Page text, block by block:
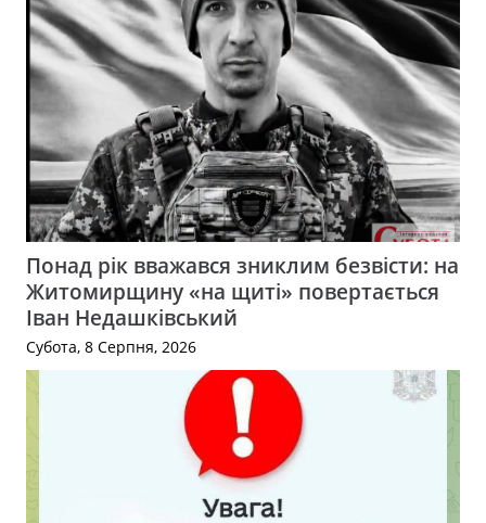
Понад рік вважався зниклим безвісти: на
Житомирщину «на щиті» повертається
Іван Недашківський
Субота, 8 Серпня, 2026